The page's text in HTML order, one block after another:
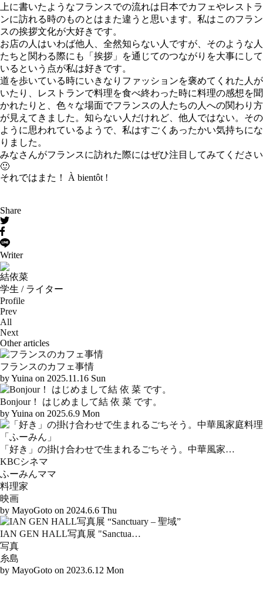
上に書いたようなフランスでの流れは日本でカフェやレストラ
ンに訪れる時のものとはまた違うと思います。私はこのフラン
スの挨拶文化が大好きです。
お店の人はいわば他人、全然知らない人ですが、そのような人
たちと関わる際にも「挨拶」を通じてのつながりを大事にして
いるという点が私は好きです。
道を歩いている時にいきなりファッションを褒めてくれた人が
いたり、レストランで料理を食べ終わった時に料理の感想を聞
かれたりと、色々な場面でフランスの人たちの人への関わり方
が見えてきました。知らない人だけれど、他人ではない。その
ように思われているようで、私はすごくあったかい気持ちにな
りました。
みなさんがフランスに訪れた際にはぜひ注目してみてください
🙂
それではまた！ À bientôt !
Share
Writer
結依菜
学生 / ライター
Profile
Prev
All
Next
Other articles
フランスのカフェ事情
byYuina on 2025.11.16 Sun
Bonjour！ はじめまして結 依 菜 です。
byYuina on 2025.6.9 Mon
「好き」の掛け合わせで生まれるごちそう。中華風家…
KBCシネマ
ふーみんママ
料理家
映画
by MayoGoto on 2024.6.6 Thu
IAN GEN HALL写真展 "Sanctua…
写真
糸島
by MayoGoto on 2023.6.12 Mon